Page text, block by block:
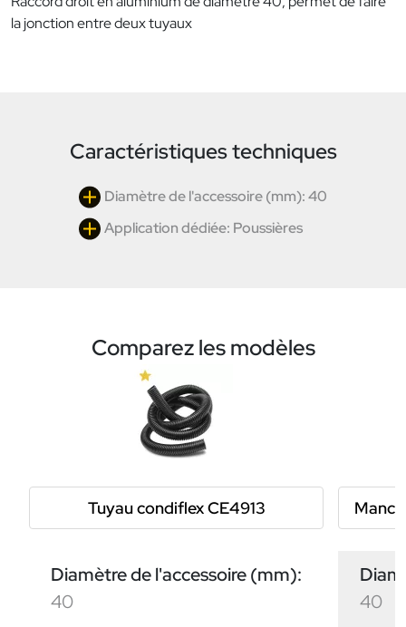
la jonction entre deux tuyaux
Caractéristiques techniques
Diamètre de l'accessoire (mm): 40
Application dédiée: Poussières
Comparez les modèles
Tuyau condiflex CE4913
Diamètre de l'accessoire (mm):
40
40